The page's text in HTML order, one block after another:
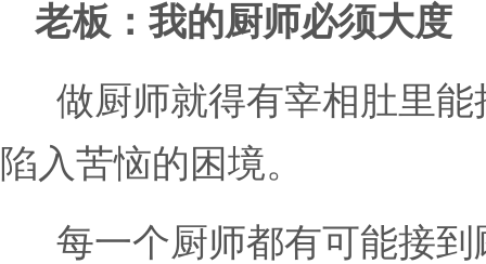
老板：我的厨师必须大度
做厨师就得有宰相肚里
陷入苦恼的困境。
每一个厨师都有可能接